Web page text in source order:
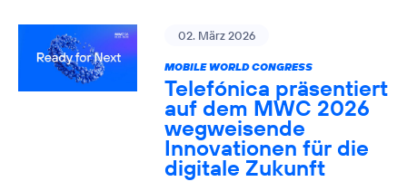
02. März 2026
MOBILE WORLD CONGRESS
Telefónica präsentiert
auf dem MWC 2026
wegweisende
Innovationen für die
digitale Zukunft